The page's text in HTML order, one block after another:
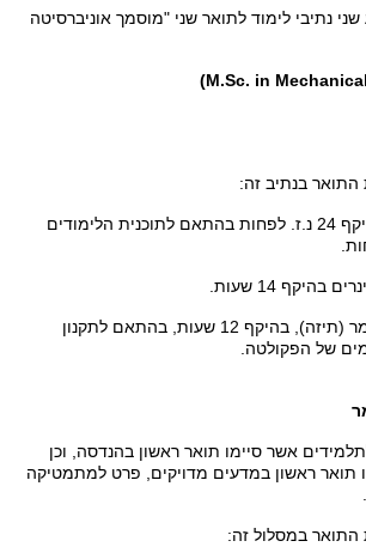
נתיבי לימוד לתואר שני "מוסמך אוניברסיטה
in
.
(M.Sc
בנתיב זה:
סיום קורסים בהיקף 24 נ.ז. לפחות בהתאם לתוכנית הלימודים
14 שעות.
כתיבת עבודת גמר (תיזה), בהיקף 12 שעות, בהתאם לתקנון
של הפקולטה.
אשר סיימו תואר ראשון בהנדסה, וכן
תואר ראשון במדעים מדויקים, פרט למתמטיקה
התואר במסלול זה: